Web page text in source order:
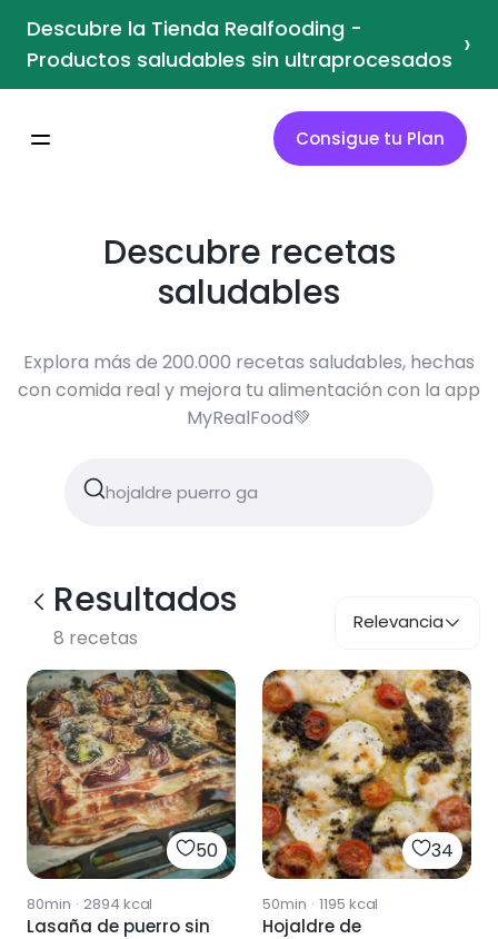
Descubre la Tienda Realfooding -
Productos saludables sin ultraprocesados ›
Consigue tu Plan
Descubre recetas
saludables
Explora más de 200.000 recetas saludables, hechas
con comida real y mejora tu alimentación con la app
MyRealFood💚
Resultados
8 recetas
Relevancia
50
80min · 2894 kcal
Lasaña de puerro sin
34
50min · 1195 kcal
Hojaldre de